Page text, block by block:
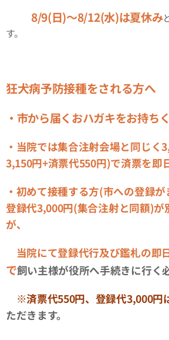
8/9(日)〜8/12(水)は夏休み
す。
狂犬病予防接種をされる方へ
・市から届くおハガキをお持ち
・当院では集合注射会場と同じく
3,150円+済票代550円)で済票を即
・初めて接種する方(市への登録
登録代3,000円(集合注射と同額)が
が、
当院にて登録代行及び鑑札の即
で飼い主様が役所へ手続きに行く
※済票代550円、登録代3,000円
ただきます。